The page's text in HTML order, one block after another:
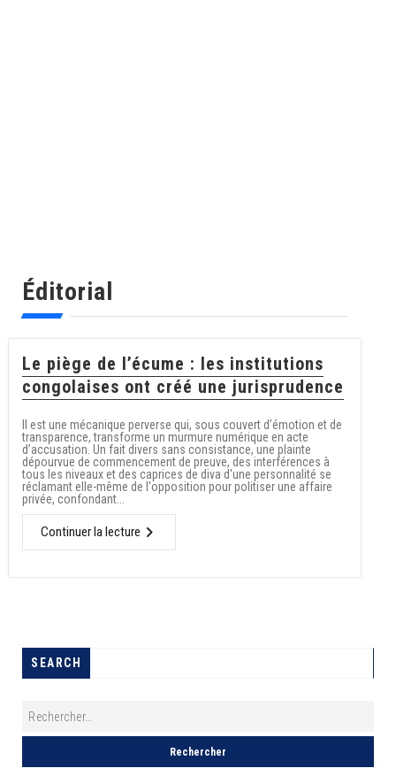
Éditorial
Le piège de l’écume : les institutions
congolaises ont créé une jurisprudence
Il est une mécanique perverse qui, sous couvert d’émotion et de
transparence, transforme un murmure numérique en acte
d’accusation. Un fait divers sans consistance, une plainte
dépourvue de commencement de preuve, des interférences à
tous les niveaux et des caprices de diva d'une personnalité se
réclamant elle-même de l'opposition pour politiser une affaire
privée, confondant...
Continuer la lecture
SEARCH